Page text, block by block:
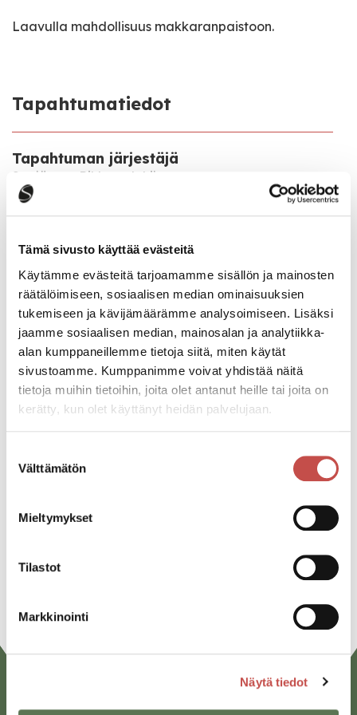
Tämä sivusto käyttää evästeitä
Käytämme evästeitä tarjoamamme sisällön ja mainosten
räätälöimiseen, sosiaalisen median ominaisuuksien
tukemiseen ja kävijämäärämme analysoimiseen. Lisäksi
jaamme sosiaalisen median, mainosalan ja analytiikka-
alan kumppaneillemme tietoja siitä, miten käytät
sivustoamme. Kumppanimme voivat yhdistää näitä
tietoja muihin tietoihin, joita olet antanut heille tai joita on
kerätty, kun olet käyttänyt heidän palvelujaan.
valinta
Välttämätön
Mieltymykset
Tilastot
Markkinointi
Näytä tiedot
Laavulla mahdollisuus makkaranpaistoon.
Tapahtumatiedot
Tapahtuman järjestäjä
Suojärven Rihla ry, lohijaos
Tapahtumapaikka
Pääsymaksu
Kilpailun osallistumismaksu 20,00 €/hlö.
Ulkoilupäivään ei pääsymaksua.
Katso kaikki tapahtumat
Facebook
URL